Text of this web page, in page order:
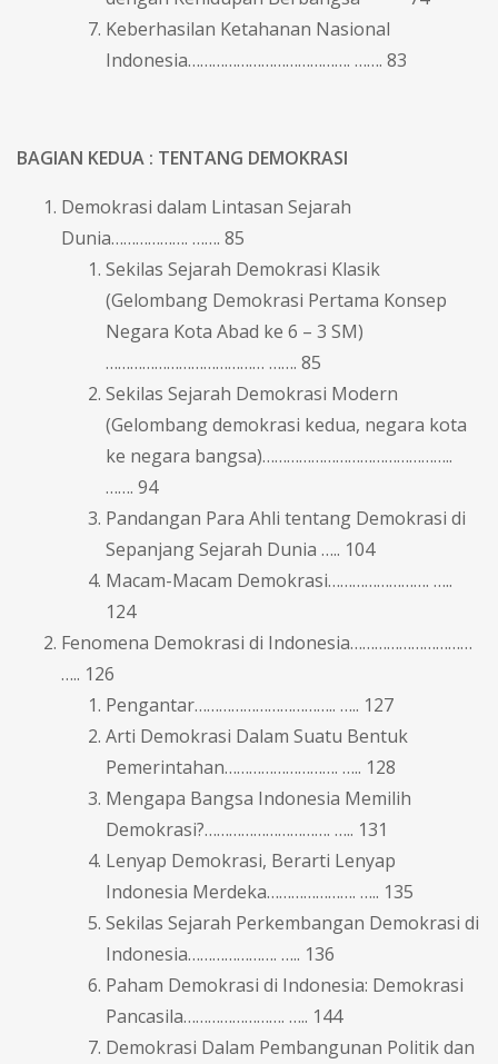
Keberhasilan Ketahanan Nasional
Indonesia…………………………………. ……. 83
BAGIAN KEDUA : TENTANG DEMOKRASI
Demokrasi dalam Lintasan Sejarah
Dunia………………. ……. 85
Sekilas Sejarah Demokrasi Klasik
(Gelombang Demokrasi Pertama Konsep
Negara Kota Abad ke 6 – 3 SM)
………………………………… ……. 85
Sekilas Sejarah Demokrasi Modern
(Gelombang demokrasi kedua, negara kota
ke negara bangsa)………………………………………..
……. 94
Pandangan Para Ahli tentang Demokrasi di
Sepanjang Sejarah Dunia ….. 104
Macam-Macam Demokrasi……………………. …..
124
Fenomena Demokrasi di Indonesia…………………………
….. 126
Pengantar…………………………….. ….. 127
Arti Demokrasi Dalam Suatu Bentuk
Pemerintahan………………………. ….. 128
Mengapa Bangsa Indonesia Memilih
Demokrasi?…………………………. ….. 131
Lenyap Demokrasi, Berarti Lenyap
Indonesia Merdeka…………………. ….. 135
Sekilas Sejarah Perkembangan Demokrasi di
Indonesia…………………. ….. 136
Paham Demokrasi di Indonesia: Demokrasi
Pancasila……………………. ….. 144
Demokrasi Dalam Pembangunan Politik dan